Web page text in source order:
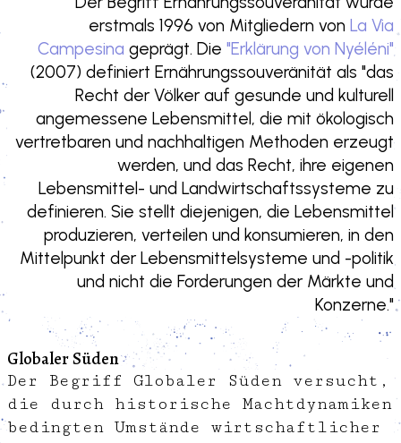
erstmals 1996 von Mitgliedern von La Via
Campesina geprägt. Die "Erklärung von Nyéléni"
(2007) definiert Ernährungssouveränität als "das
Recht der Völker auf gesunde und kulturell
angemessene Lebensmittel, die mit ökologisch
vertretbaren und nachhaltigen Methoden erzeugt
werden, und das Recht, ihre eigenen
Lebensmittel- und Landwirtschaftssysteme zu
definieren. Sie stellt diejenigen, die Lebensmittel
produzieren, verteilen und konsumieren, in den
Mittelpunkt der Lebensmittelsysteme und -politik
und nicht die Forderungen der Märkte und
Konzerne."
Globaler Süden
Der Begriff Globaler Süden versucht,
die durch historische Machtdynamiken
bedingten Umstände wirtschaftlicher